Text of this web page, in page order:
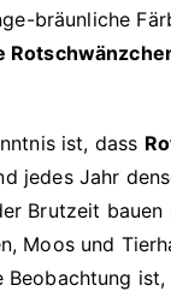
bräunliche
ist, dass
jedes Jahr
Brutzeit
Moos und
Beobachtung ist,